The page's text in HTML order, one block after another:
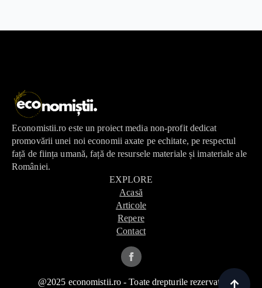
Economistii.ro este un proiect media non-profit dedicat
promovării unei noi economii axate pe echitate, pe respectul
față de ființa umană, față de resursele materiale și imateriale ale
României.
EXPLORE
Acasă
Articole
Repere
Contact
@2025 economistii.ro - Toate drepturile rezervate